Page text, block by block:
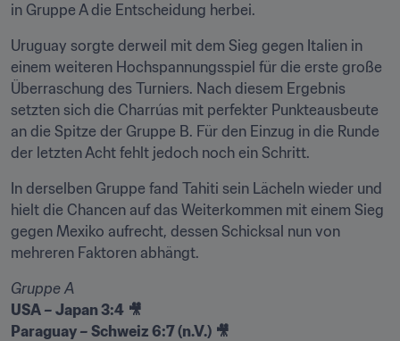
in Gruppe A die Entscheidung herbei.
Uruguay sorgte derweil mit dem Sieg gegen Italien in
einem weiteren Hochspannungsspiel für die erste große
Überraschung des Turniers. Nach diesem Ergebnis
setzten sich die Charrúas mit perfekter Punkteausbeute
an die Spitze der Gruppe B. Für den Einzug in die Runde
der letzten Acht fehlt jedoch noch ein Schritt.
In derselben Gruppe fand Tahiti sein Lächeln wieder und
hielt die Chancen auf das Weiterkommen mit einem Sieg
gegen Mexiko aufrecht, dessen Schicksal nun von
mehreren Faktoren abhängt.
Gruppe A
USA – Japan 3:4 🎥
Paraguay – Schweiz 6:7 (n.V.) 🎥